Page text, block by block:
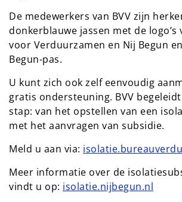
De medewerkers van BVV zijn
donkerblauwe jassen met de logo’s
voor Verduurzamen en Nij Begun
Begun-pas.
U kunt zich ook zelf eenvoudig
gratis ondersteuning. BVV
stap: van het opstellen van een
met het aanvragen van subsidie.
Meld u aan via:
Meer informatie over de
vindt u op: isolatie.nijbegun.nl